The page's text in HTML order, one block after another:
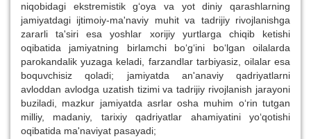
niqobidagi ekstremistik g‘oya va yot diniy qarashlarning
jamiyatdagi ijtimoiy-ma'naviy muhit va tadrijiy rivojlanishga
zararli ta'siri esa yoshlar xorijiy yurtlarga chiqib ketishi
oqibatida jamiyatning birlamchi bo‘g‘ini bo‘lgan oilalarda
parokandalik yuzaga keladi, farzandlar tarbiyasiz, oilalar esa
boquvchisiz qoladi; jamiyatda an'anaviy qadriyatlarni
avloddan avlodga uzatish tizimi va tadrijiy rivojlanish jarayoni
buziladi, mazkur jamiyatda asrlar osha muhim o‘rin tutgan
milliy, madaniy, tarixiy qadriyatlar ahamiyatini yo‘qotishi
oqibatida ma'naviyat pasayadi;